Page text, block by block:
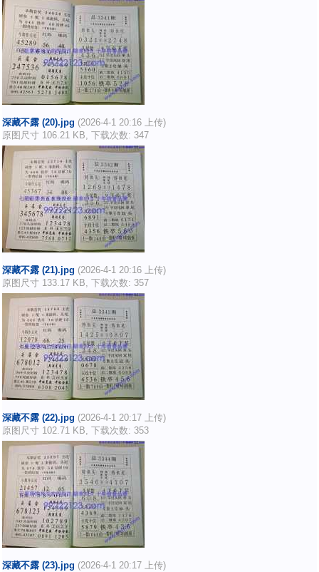
深藏不露 (20).jpg (2026-4-1 20:16 上传)
原图尺寸 106.21 KB, 下载次数: 347
深藏不露 (21).jpg (2026-4-1 20:16 上传)
原图尺寸 133.17 KB, 下载次数: 357
深藏不露 (22).jpg (2026-4-1 20:17 上传)
原图尺寸 102.71 KB, 下载次数: 353
深藏不露 (23).jpg (2026-4-1 20:17 上传)